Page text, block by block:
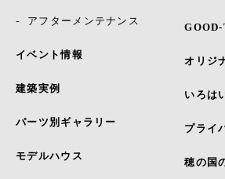
アフターメンテナンス
イベント情報
建築実例
パーツ別ギャラリー
モデルハウス
オリジ
いろは
プライ
穂の国